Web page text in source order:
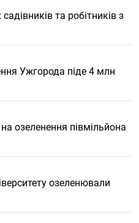
та робітників з
Ужгорода піде 4 млн
озеленення півмільйона
озеленювали